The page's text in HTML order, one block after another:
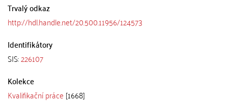
Trvalý odkaz
http://hdl.handle.net/20.500.11956/124573
Identifikátory
SIS:226107
Kolekce
Kvalifikační práce [1668]